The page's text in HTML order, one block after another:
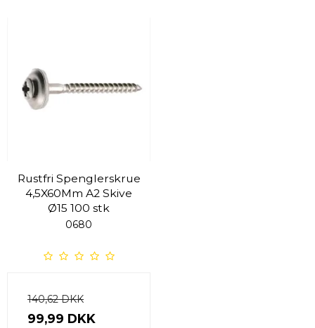
Rustfri Spenglerskrue
4,5X60Mm A2 Skive
Ø15 100 stk
0680
140,62 DKK
99,99 DKK